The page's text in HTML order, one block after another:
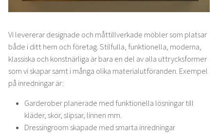
Vi levererar designade och måttillverkade möbler som platsar
både i ditt hem och företag. Stilfulla, funktionella, moderna,
klassiska och konstnärliga är bara en del av alla uttrycksformer
som vi skapar samt i många olika materialutföranden. Exempel
på inredningar är:
Garderober planerade med funktionella lösningar till
kläder, skor, slipsar, linnen mm.
Dressingroom skapade med smarta inredningar